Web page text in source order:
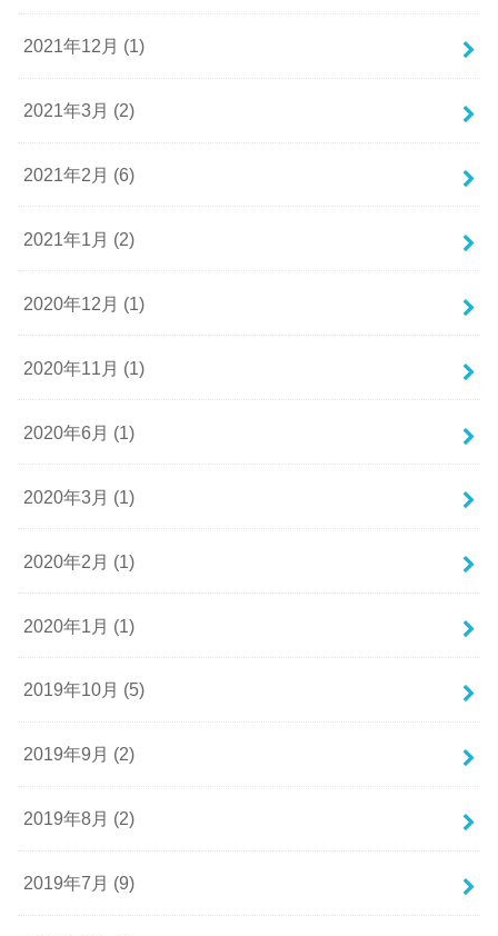
2021年12月 (1)
2021年3月 (2)
2021年2月 (6)
2021年1月 (2)
2020年12月 (1)
2020年11月 (1)
2020年6月 (1)
2020年3月 (1)
2020年2月 (1)
2020年1月 (1)
2019年10月 (5)
2019年9月 (2)
2019年8月 (2)
2019年7月 (9)